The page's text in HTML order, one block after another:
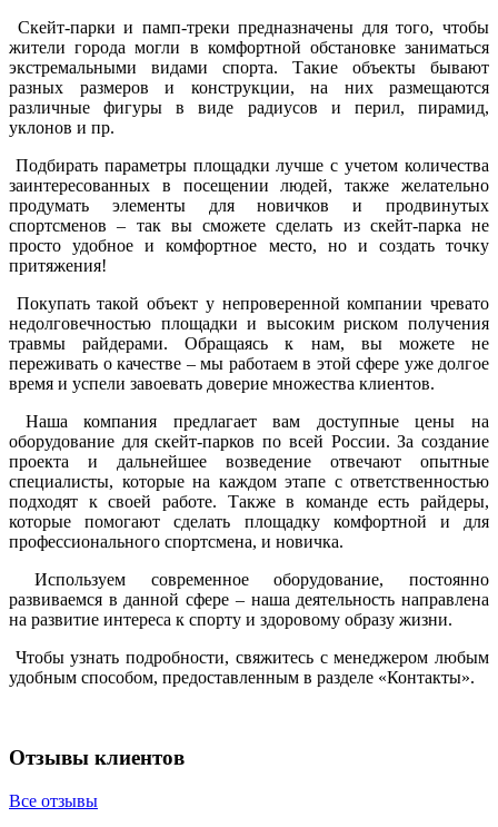
Скейт-парки и памп-треки предназначены для того, чтобы
жители города могли в комфортной обстановке заниматься
экстремальными видами спорта. Такие объекты бывают
разных размеров и конструкции, на них размещаются
различные фигуры в виде радиусов и перил, пирамид,
уклонов и пр.
Подбирать параметры площадки лучше с учетом количества
заинтересованных в посещении людей, также желательно
продумать элементы для новичков и продвинутых
спортсменов – так вы сможете сделать из скейт-парка не
просто удобное и комфортное место, но и создать точку
притяжения!
Покупать такой объект у непроверенной компании чревато
недолговечностью площадки и высоким риском получения
травмы райдерами. Обращаясь к нам, вы можете не
переживать о качестве – мы работаем в этой сфере уже долгое
время и успели завоевать доверие множества клиентов.
Наша компания предлагает вам доступные цены на
оборудование для скейт-парков по всей России. За создание
проекта и дальнейшее возведение отвечают опытные
специалисты, которые на каждом этапе с ответственностью
подходят к своей работе. Также в команде есть райдеры,
которые помогают сделать площадку комфортной и для
профессионального спортсмена, и новичка.
Используем современное оборудование, постоянно
развиваемся в данной сфере – наша деятельность направлена
на развитие интереса к спорту и здоровому образу жизни.
Чтобы узнать подробности, свяжитесь с менеджером любым
удобным способом, предоставленным в разделе «Контакты».
Отзывы клиентов
Все отзывы